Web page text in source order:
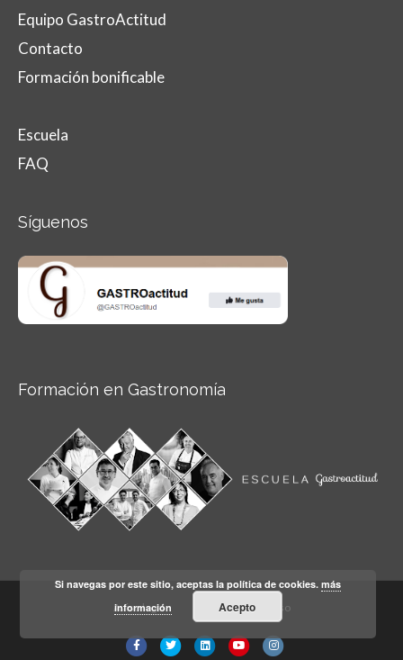
Equipo GastroActitud
Contacto
Formación bonificable
Escuela
FAQ
Síguenos
Formación en Gastronomía
Aviso legal Condiciones de Uso
FacebookTwitterLinkedinYoutubeInstagram
Si navegas por este sitio, aceptas la política de cookies.más
información
Acepto